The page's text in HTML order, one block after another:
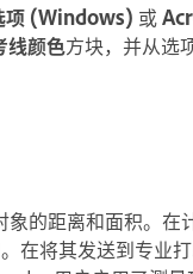
项 (Windows) 或
线颜色方块，并从选
的距离和面积。在
在将其发送到专业